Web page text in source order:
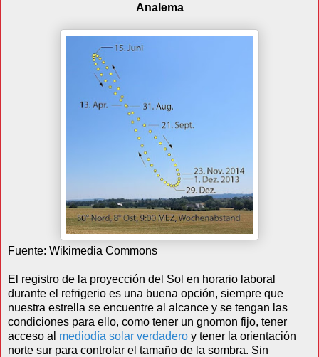
Analema
Fuente: Wikimedia Commons
El registro de la proyección del Sol en horario laboral
durante el refrigerio es una buena opción, siempre que
nuestra estrella se encuentre al alcance y se tengan las
condiciones para ello, como tener un gnomon fijo, tener
acceso al mediodía solar verdadero y tener la orientación
norte sur para controlar el tamaño de la sombra. Sin